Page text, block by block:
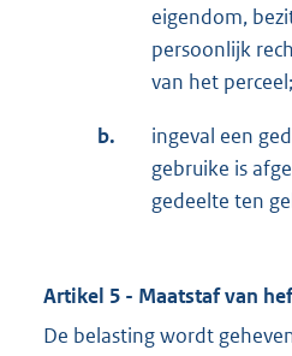
eigendom,
persoonlijk
van het perceel;
b.
ingeval een
gebruike is
gedeelte ten
Artikel 5 - Maatstaf van
De belasting wordt